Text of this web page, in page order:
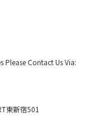
Please Contact Us Via:
東新宿501